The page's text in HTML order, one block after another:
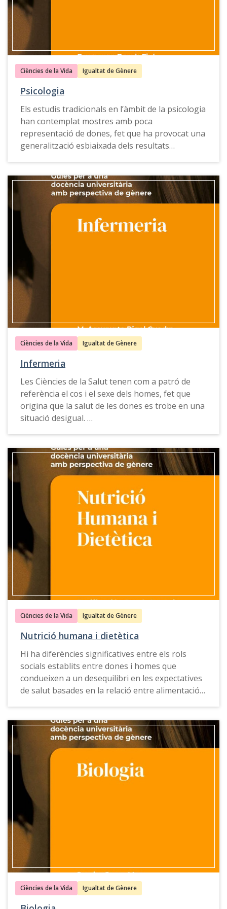
competents en matèria de gènere.
anglés
Ciències de la Vida Igualtat de Gènere
Psicologia
Els estudis tradicionals en l’àmbit de la psicologia
han contemplat mostres amb poca
representació de dones, fet que ha provocat una
generalització esbiaixada dels resultats
anys per justificar la inferioritat de les dones.
Guia per a una docència universitària amb
perspectiva de gènere de Psicologia
ofereix
propostes, exemples de bones pràctiques,
recursos docents i eines de consulta que
permeten comprendre la complexitat social,
cultural i política del món actual.
Aquesta guia també està disponible en
Ciències de la Vida Igualtat de Gènere
Infermeria
Les Ciències de la Salut tenen com a patró de
referència el cos i el sexe dels homes, fet que
origina que la salut de les dones es trobe en una
situació desigual.
perspectiva de gènere d'Infermeriaofereix
propostes, exemples de bones pràctiques,
recursos docents i eines de consulta que actuen
de guia per atendre els riscos i problemes de
salut derivats dels rols i estereotips de gènere.
Aquesta guia també està disponible en
Ciències de la Vida Igualtat de Gènere
Nutrició humana i dietètica
Hi ha diferències significatives entre els rols
socials establits entre dones i homes que
condueixen a un desequilibri en les expectatives
de salut basades en la relació entre alimentació i
La Guia per a una docència universitària amb
perspectiva de gènere de Nutrició Humana i
Dietètica ofereix propostes, exemples de bones
pràctiques, recursos docents i eines de consulta
per a incorporar la perspectiva de gènere des de
que condicionen la biodisponibilitat de nutrients,
2) aliments i nutrients en la salut i la malaltia i
estereotips de feminitat-masculinitat.
Ciències de la Vida Igualtat de Gènere